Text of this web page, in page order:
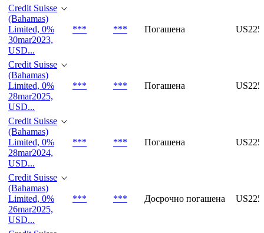
Credit Suisse
(Bahamas)
Limited, 0%
30mar2023,
USD...
*** *** Погашена
Credit Suisse
(Bahamas)
Limited, 0%
28mar2025,
USD...
*** *** Погашена
Credit Suisse
(Bahamas)
Limited, 0%
28mar2024,
USD...
*** *** Погашена
Credit Suisse
(Bahamas)
Limited, 0%
26mar2025,
USD...
*** *** Досрочно погашена